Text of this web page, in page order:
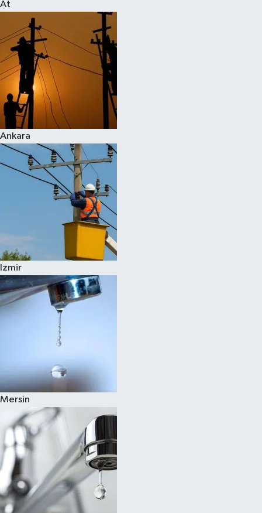
At
Ankara
Izmir
Mersin